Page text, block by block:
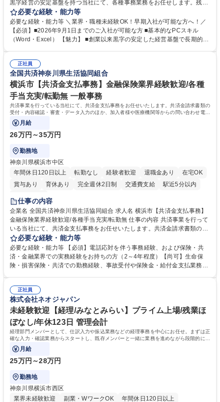
黒字経営の安定基盤を持つ当社にて、各種事務業務をお任せします。残業
がほぼ発生せず、連続した日程の有給取得が可能なため、WLBを整えたい
方にお勧めの環境です！ 入社後はOJTを通じて丁寧に研修を行いますの
で、事務未経験の方でも安心して臨むことができます。 【業務詳細】■電
話・来客対応 ■物件の鍵や社内の備品管理 ■データ入力や書類作成 ■契約
必要な経験・能力等
必要な経験・能力等 ＼業界・職種未経験OK！早期入社が可能な方へ！／
【必須】■2026年9月1日までのご入社が可能な方 ■基本的なPCスキル
（Word・Excel） 【魅力】 ■創業以来黒字の安定した経営基盤で長期的に
のOJTで業務を習得可能、未経験でもしっかりサポート 学歴・資格 学
歴：大学院 大学 高専 短大 語学力： 資格：
正社員
全国共済神奈川県生活協同組合
横浜市【共済金支払事務】金融保険業界経験歓迎/各種
手当充実/転勤無 一般事務
共済事業を行っている当社にて、共済金支払事務をお任せいたします。共済金請求書類の
受付・内容確認・審査・データ入力のほか、加入者様や医療機関等からの問い合わせ電話
対応や書類発送等を担当します。
月給
26万円～35万円
勤務地
神奈川県横浜市中区
年間休日120日以上
転勤なし 経験者歓迎 退職金あり
在宅OK
賞与あり
育休あり 完全週休2日制 交通費支給
駅近5分以内
土日祝休み
仕事の内容
企業名 全国共済神奈川県生活協同組合 求人名 横浜市【共済金支払事務】
金融保険業界経験歓迎/各種手当充実/転勤無 仕事の内容 共済事業を行って
いる当社にて、共済金支払事務をお任せいたします。共済金請求書類の受
付・内容確認・審査・データ入力のほか、加入者様や医療機関等からの問
い合わせ電話対応や書類発送等を担当します。 ■共済金請求書類の受付、
内容確認、および共済金支払に関する審査・事務処理業務全般を担当 ■専
用システムへのデータ入力、各種必要書類の作成・発送作業 ■加入者様や
指定する業務 募集職種 横浜市【共済金支払事務】金融保険業界経験歓迎/
各種手当充実/転勤無
必要な経験・能力等
必要な経験・能力等 【必須】電話応対を伴う事務経験、および保険・共
済・金融業界での実務経験をお持ちの方（2～4年程度）【尚可】生命保
険・損害保険・共済での勤務経験、事故受付や保険金・給付金支払業務経
務へのキャリアチェンジ希望者も大歓迎です！ 学歴・資格 学歴：大学院
大学 高専 短大 専修学校 高校 語学力： 資格：
正社員
株式会社ネオジャパン
未経験歓迎【経理/みなとみらい】プライム上場/残業ほ
ぼなし/年休123日 管理会計
経理部門メンバーとして、仕訳入力や振込業務などの経理事務を中心にお任せ。まずは正
確な入力・確認業務からスタートし、既存メンバーと一緒に業務を進めながら段階的に経
理知識を身につけていただきます。
月給
25万円～28万円
勤務地
神奈川県横浜市西区
業界未経験歓迎
副業・WワークOK
年間休日120日以上